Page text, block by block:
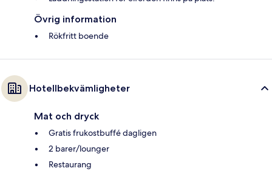
Övrig information
Rökfritt boende
Hotellbekvämligheter
Mat och dryck
Gratis frukostbuffé dagligen
2 barer/lounger
Restaurang